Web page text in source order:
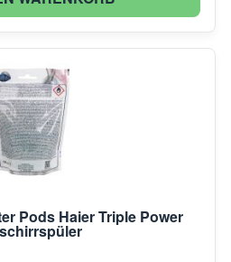
Pods Haier Triple Power